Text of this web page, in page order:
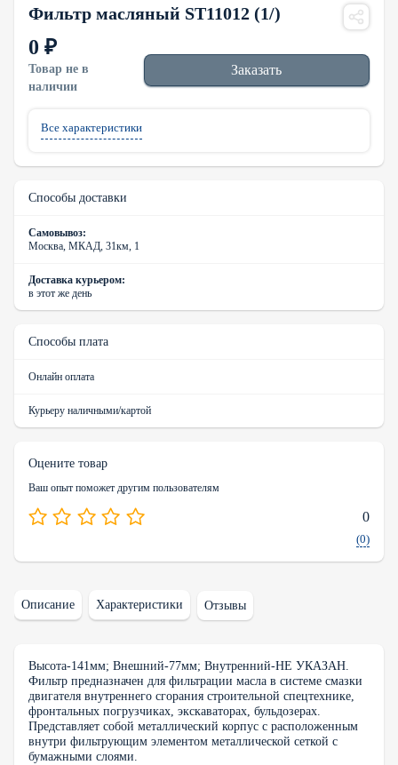
Фильтр масляный ST11012 (1/)
Все характеристики
0 ₽
Товар не в
наличии
Заказать
Способы доставки
Самовывоз:
Москва, МКАД, 31км, 1
Доставка курьером:
в этот же день
Способы плата
Онлайн оплата
Курьеру наличными/картой
Оцените товар
Ваш опыт поможет другим пользователям
0
(0)
Описание Характеристики Отзывы
Высота-141мм; Внешний-77мм; Внутренний-НЕ УКАЗАН.
Фильтр предназначен для фильтрации масла в системе смазки
двигателя внутреннего сгорания строительной спецтехнике,
фронтальных погрузчиках, экскаваторах, бульдозерах.
Представляет собой металлический корпус с расположенным
внутри фильтрующим элементом металлической сеткой с
бумажными слоями.